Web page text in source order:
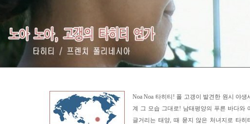
Noa Noa 타히티! 폴 고갱이 발견한 원시 야생
계 그 모습 그대로! 남태평양의 푸른 바다와 이
글거리는 태양, 때 묻지 않은 처녀지로 타히